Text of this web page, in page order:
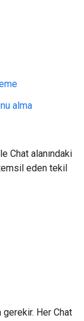
alma
Chat alanındaki
eden tekil
Her Chat